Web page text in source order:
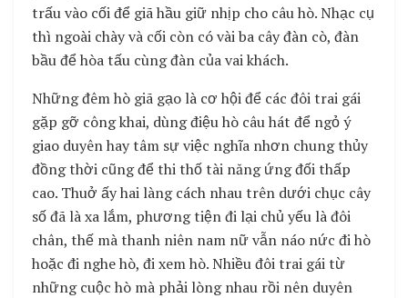
trấu vào cối để giã hầu giữ nhịp cho câu hò. Nhạc cụ
thì ngoài chày và cối còn có vài ba cây đàn cò, đàn
bầu để hòa tấu cùng đàn của vai khách.
Những đêm hò giã gạo là cơ hội để các đôi trai gái
gặp gỡ công khai, dùng điệu hò câu hát để ngỏ ý
giao duyên hay tâm sự việc nghĩa nhơn chung thủy
đồng thời cũng để thi thố tài năng ứng đối thấp
cao. Thuở ấy hai làng cách nhau trên dưới chục cây
số đã là xa lắm, phương tiện đi lại chủ yếu là đôi
chân, thế mà thanh niên nam nữ vẫn náo nức đi hò
hoặc đi nghe hò, đi xem hò. Nhiều đôi trai gái từ
những cuộc hò mà phải lòng nhau rồi nên duyên